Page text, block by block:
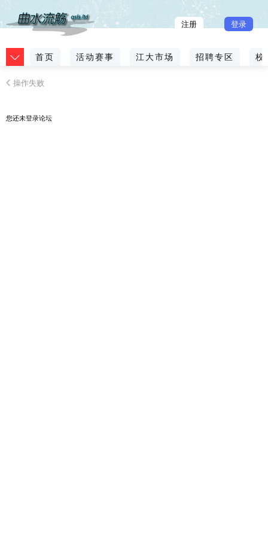
注册 登录
首页 活动赛事 江大市场 招聘专区 校
操作失败
您还未登录论坛